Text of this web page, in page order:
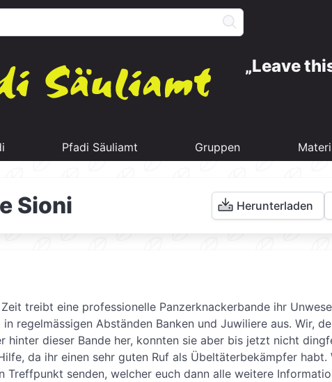
Leave
Pfadi Säuliamt Gruppen
Sioni Herunterladen
treibt eine professionelle Panzerknackerbande ihr
regelmässigen Abständen Banken und Juwiliere aus. Wir,
hinter dieser Bande her, konnten sie aber bis jetzt nicht
da ihr einen sehr guten Ruf als Übeltäterbekämpfer habt.
Treffpunkt senden, welcher euch dann alle weitere